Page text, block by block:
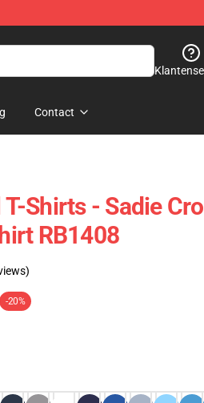
Contact
Shirts - Sadie
RB1408
-20%